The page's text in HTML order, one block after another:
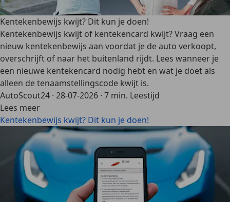
Kentekenbewijs kwijt? Dit kun je doen!
Kentekenbewijs kwijt of kentekencard kwijt? Vraag een
nieuw kentekenbewijs aan voordat je de auto verkoopt,
overschrijft of naar het buitenland rijdt. Lees wanneer je
een nieuwe kentekencard nodig hebt en wat je doet als
alleen de tenaamstellingscode kwijt is.
AutoScout24 · 28-07-2026 · 7 min. Leestijd
Lees meer
Kentekenbewijs kwijt? Dit kun je doen!